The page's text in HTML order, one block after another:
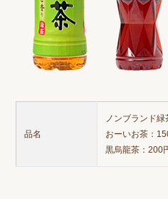
品名
ノンブランド緑
おーいお茶：
黒烏龍茶：200